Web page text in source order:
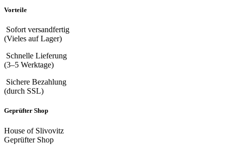
Vorteile
Sofort versandfertig
(Vieles auf Lager)
Schnelle Lieferung
(3–5 Werktage)
Sichere Bezahlung
(durch SSL)
Geprüfter Shop
House of Slivovitz
Geprüfter Shop